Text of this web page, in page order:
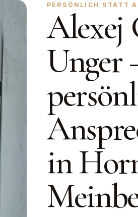
PERSÖNLICH STATT
Alexej
Unger
in